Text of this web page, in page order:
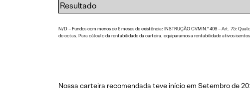
Resultado
N/D – Fundos com menos de 6 meses de existência: INSTRUÇÃO CVM N.º 409 – Art. 75:
de cotas. Para cálculo da rentabilidade da carteira, equiparamos a rentabilidade ativos
Nossa carteira recomendada teve início em Setembro de